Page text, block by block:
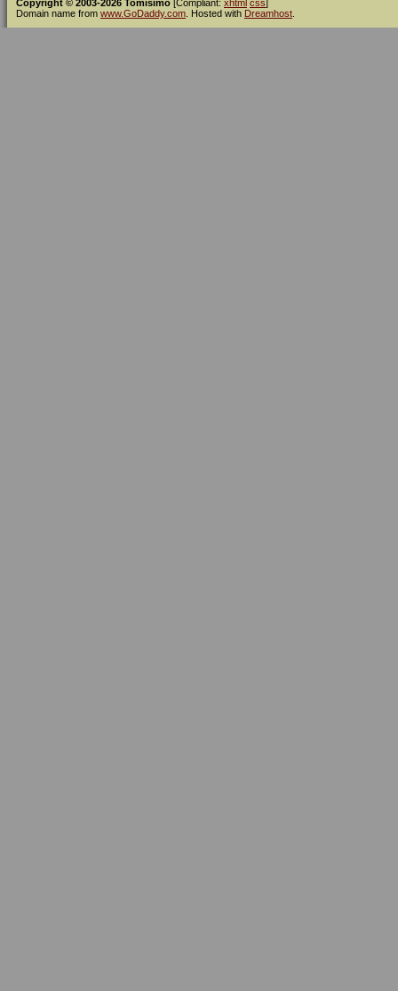
Copyright © 2003-2026 Tomísimo [Compliant: xhtml css
Domain name from www.GoDaddy.com . Hosted with Dreamhost